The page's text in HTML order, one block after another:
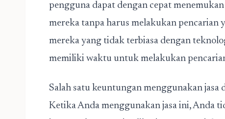
pengguna dapat dengan cepat
mereka tanpa harus melakukan pencarian
mereka yang tidak terbiasa dengan
memiliki waktu untuk melakukan
Salah satu keuntungan menggunakan jasa
Ketika Anda menggunakan jasa ini, Anda